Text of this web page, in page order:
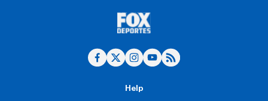
Help